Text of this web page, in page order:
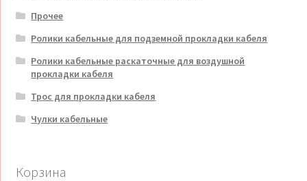
Прочее
Ролики кабельные для подземной прокладки кабеля
Ролики кабельные раскаточные для воздушной
прокладки кабеля
Трос для прокладки кабеля
Чулки кабельные
Корзина